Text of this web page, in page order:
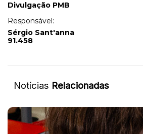
Divulgação PMB
Responsável:
Sérgio Sant'anna
91.458
Notícias Relacionadas